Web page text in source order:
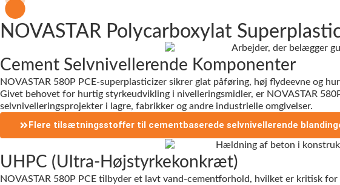
NOVASTAR Polycarboxylat
Cement Selvnivellerende Komponenter
NOVASTAR 580P PCE-superplasticizer sikrer glat påføring, høj flydeevne og
Givet behovet for hurtig styrkeudvikling i nivelleringsmidler, er NOVASTAR
selvnivelleringsprojekter i lagre, fabrikker og andre industrielle omgivelser.
Flere tilsætningsstoffer til cementbaserede selvnivellerende
UHPC (Ultra-Højstyrkekonkræt)
NOVASTAR 580P PCE tilbyder et lavt vand-cementforhold, hvilket er kritisk